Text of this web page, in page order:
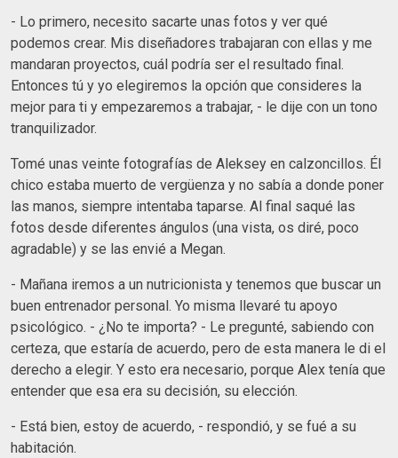
- Lo primero, necesito sacarte unas fotos y ver qué
podemos crear. Mis diseñadores trabajaran con ellas y me
mandaran proyectos, cuál podría ser el resultado final.
Entonces tú y yo elegiremos la opción que consideres la
mejor para ti y empezaremos a trabajar, - le dije con un tono
tranquilizador.
Tomé unas veinte fotografías de Aleksey en calzoncillos. Él
chico estaba muerto de vergüenza y no sabía a donde poner
las manos, siempre intentaba taparse. Al final saqué las
fotos desde diferentes ángulos (una vista, os diré, poco
agradable) y se las envié a Megan.
- Mañana iremos a un nutricionista y tenemos que buscar un
buen entrenador personal. Yo misma llevaré tu apoyo
psicológico. - ¿No te importa? - Le pregunté, sabiendo con
certeza, que estaría de acuerdo, pero de esta manera le di el
derecho a elegir. Y esto era necesario, porque Alex tenía que
entender que esa era su decisión, su elección.
- Está bien, estoy de acuerdo, - respondió, y se fué a su
habitación.